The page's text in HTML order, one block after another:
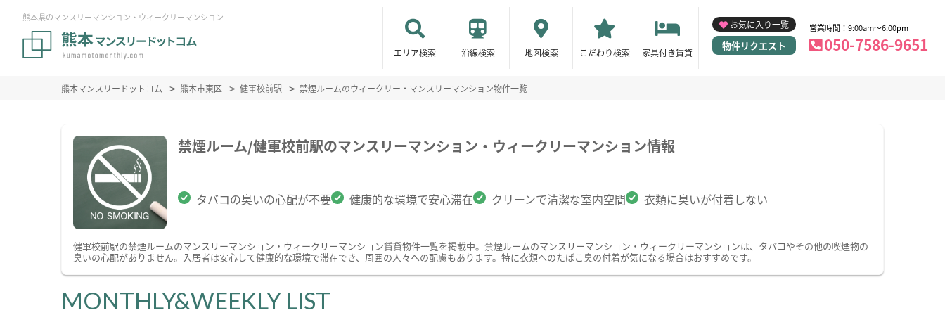
熊本県のマンスリーマンション・ウィークリーマンション
エリア検索 沿線検索 地図検索 こだわり検索 家具付き賃貸
お気に入り一覧
物件リクエスト
営業時間：9:00am～6:00pm
050-7586-9651
熊本マンスリードットコム 熊本市東区 健軍校前駅 禁煙ルームのウィークリー・マンスリーマンション物件一覧
禁煙ルーム/健軍校前駅のマンスリーマンション・ウィークリーマンション情報
タバコの臭いの心配が不要 健康的な環境で安心滞在 クリーンで清潔な室内空間 衣類に臭いが付着しない
健軍校前駅の禁煙ルームのマンスリーマンション・ウィークリーマンション賃貸物件一覧を掲載中。禁煙ルームのマンスリーマンション・ウィークリーマンションは、タバコやその他の喫煙物の
臭いの心配がありません。入居者は安心して健康的な環境で滞在でき、周囲の人々への配慮もあります。特に衣類へのたばこ臭の付着が気になる場合はおすすめです。
MONTHLY&WEEKLY LIST